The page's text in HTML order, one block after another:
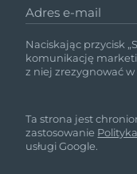
Adres e-mail
Naciskając przycisk
komunikację
z niej zrezygnować
Ta strona jest
zastosowanie
usługi Google.